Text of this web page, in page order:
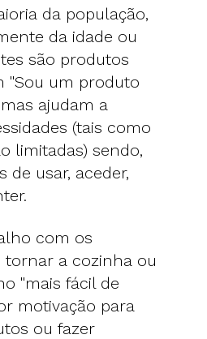
da população,
da idade ou
são produtos
"Sou um produto
ajudam a
(tais como
limitadas) sendo,
de usar, aceder,
com os
tornar a cozinha ou
"mais fácil de
motivação para
ou fazer